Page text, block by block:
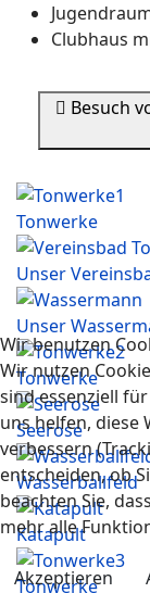
Clubhaus
Tonwerke
Unser
Unser
Tonwerke
Seerose
Wasserballfeld
Katapult
Tonwerke
Wir benutzen
Wir nutzen
sind essenziell
uns helfen, diese
verbessern
entscheiden, ob
beachten Sie,
mehr alle
Akzeptieren